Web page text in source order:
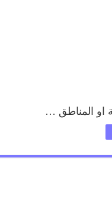
او المناطق …